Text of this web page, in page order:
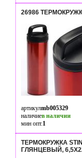
26986
артикулmb005329
наличиев наличии
мин опт.1
ТЕРМОКРУЖКА
ГЛЯНЦЕВЫЙ,